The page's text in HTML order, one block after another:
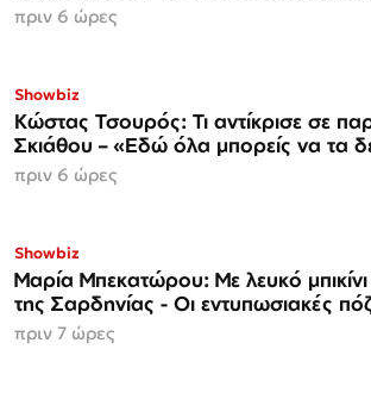
πριν 6 ώρες
Showbiz
Κώστας Τσουρός: Τι αντίκρισε σε
Σκιάθου – «Εδώ όλα μπορείς να τα
πριν 6 ώρες
Showbiz
Μαρία Μπεκατώρου: Με λευκό μπικίνι
της Σαρδηνίας - Οι εντυπωσιακές
πριν 7 ώρες